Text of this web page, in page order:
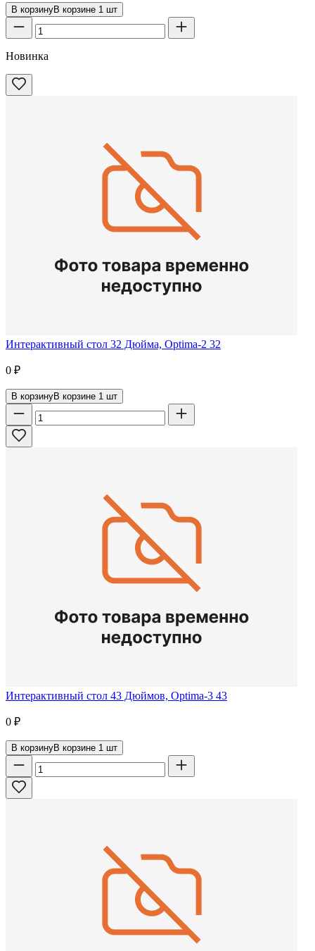
В корзинуВ корзине 1 шт
Новинка
Интерактивный стол 32 Дюйма, Optima-2 32
0 ₽
В корзинуВ корзине 1 шт
Интерактивный стол 43 Дюймов, Optima-3 43
0 ₽
В корзинуВ корзине 1 шт